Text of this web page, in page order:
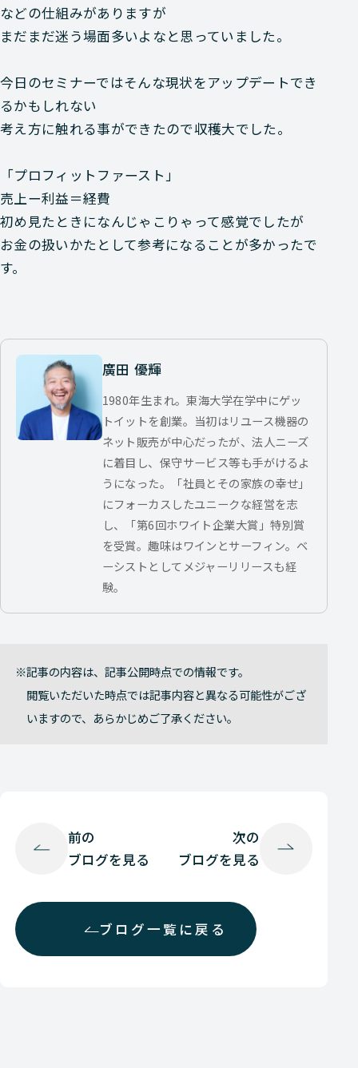
などの仕組みがありますが
まだまだ迷う場面多いよなと思っていました。
今日のセミナーではそんな現状をアップデートでき
るかもしれない
考え方に触れる事ができたので収穫大でした。
「プロフィットファースト」
売上ー利益＝経費
初め見たときになんじゃこりゃって感覚でしたが
お金の扱いかたとして参考になることが多かったで
す。
廣田 優輝
1980年生まれ。東海大学在学中にゲッ
トイットを創業。当初はリユース機器の
ネット販売が中心だったが、法人ニーズ
に着目し、保守サービス等も手がけるよ
うになった。「社員とその家族の幸せ」
にフォーカスしたユニークな経営を志
し、「第6回ホワイト企業大賞」特別賞
を受賞。趣味はワインとサーフィン。ベ
ーシストとしてメジャーリリースも経
験。
記事の内容は、記事公開時点での情報です。
閲覧いただいた時点では記事内容と異なる可能性がござ
いますので、あらかじめご了承ください。
前の
ブログを見る
ブログ一覧に戻る
次の
ブログを見る